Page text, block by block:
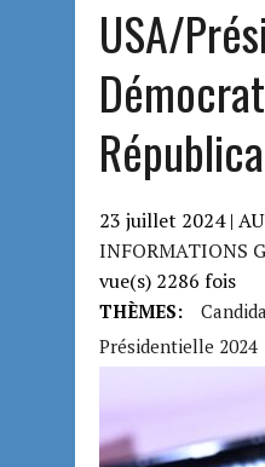
USA/
23 juillet 2024 |
INFORMATIONS
vue(s) 2286 fois
THÈMES:
Présidentielle 2024